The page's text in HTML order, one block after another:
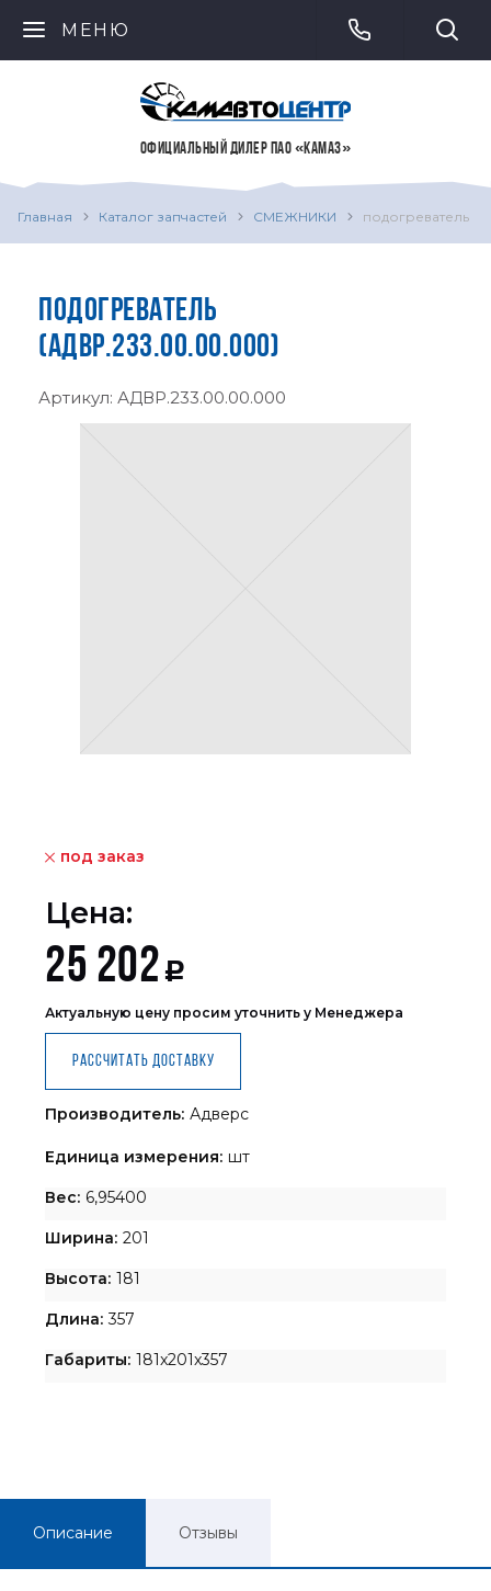
МЕНЮ
ОФИЦИАЛЬНЫЙ ДИЛЕР ПАО «КАМАЗ»
Главная Каталог запчастей СМЕЖНИКИ подогреватель
ПОДОГРЕВАТЕЛЬ
(АДВР.233.00.00.000)
Артикул: АДВР.233.00.00.000
под заказ
Цена:
25 202 Р
Актуальную цену просим уточнить у Менеджера
Рассчитать доставку
Производитель: Адверс
Единица измерения: шт
Вес: 6,95400
Ширина: 201
Высота: 181
Длина: 357
Габариты: 181x201x357
Описание Отзывы